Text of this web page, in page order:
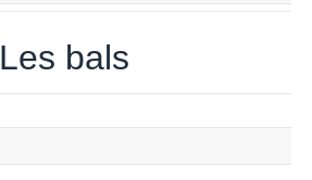
Les bals